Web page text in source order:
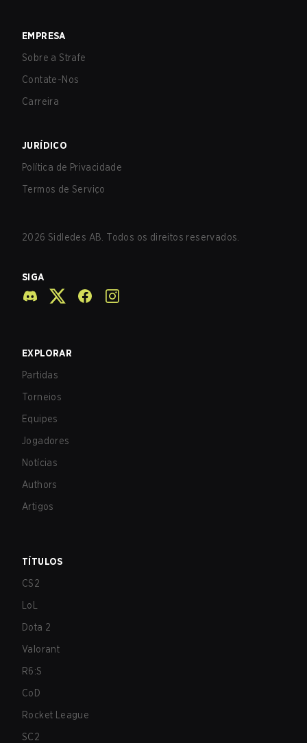
EMPRESA
Sobre a Strafe
Contate-Nos
Carreira
JURÍDICO
Política de Privacidade
Termos de Serviço
2026 Sidledes AB. Todos os direitos reservados.
SIGA
EXPLORAR
Partidas
Torneios
Equipes
Jogadores
Notícias
Authors
Artigos
TÍTULOS
CS2
LoL
Dota 2
Valorant
R6:S
CoD
Rocket League
SC2